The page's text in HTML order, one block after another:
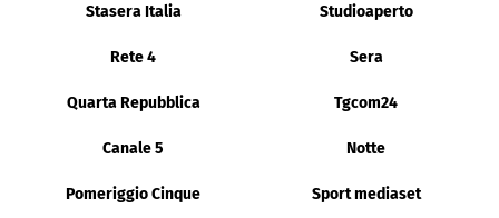
Stasera Italia Studioaperto
Rete 4 Sera
Quarta Repubblica Tgcom24
Canale 5 Notte
Pomeriggio Cinque Sport mediaset